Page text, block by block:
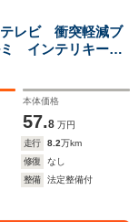
レビ 衝突軽減ブ
ミ インテリキー
本体価格
57.8 万円
走行 8.2万km
修復
なし
整備
法定整備付